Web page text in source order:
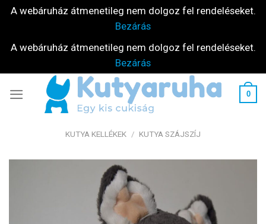
A webáruház átmenetileg nem dolgoz fel rendeléseket.
Bezárás
A webáruház átmenetileg nem dolgoz fel rendeléseket.
Bezárás
0
KUTYA KELLÉKEK / KUTYA SZÁJSZÍJ